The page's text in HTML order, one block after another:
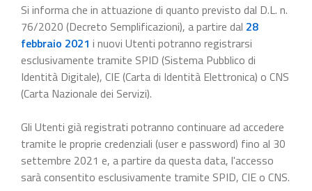
Si informa che in attuazione di quanto previsto dal D.L. n.
76/2020 (Decreto Semplificazioni), a partire dal 28
febbraio 2021 i nuovi Utenti potranno registrarsi
esclusivamente tramite SPID (Sistema Pubblico di
Identità Digitale), CIE (Carta di Identità Elettronica) o CNS
(Carta Nazionale dei Servizi).
Gli Utenti già registrati potranno continuare ad accedere
tramite le proprie credenziali (user e password) fino al 30
settembre 2021 e, a partire da questa data, l'accesso
sarà consentito esclusivamente tramite SPID, CIE o CNS.